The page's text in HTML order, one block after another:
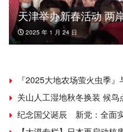
天津举办新春活动 两
2025 年 1 月 24 日
『2025大地农场萤火虫季
关山人工湿地秋冬换装 候鸟
纪念国父诞辰 新党：全面